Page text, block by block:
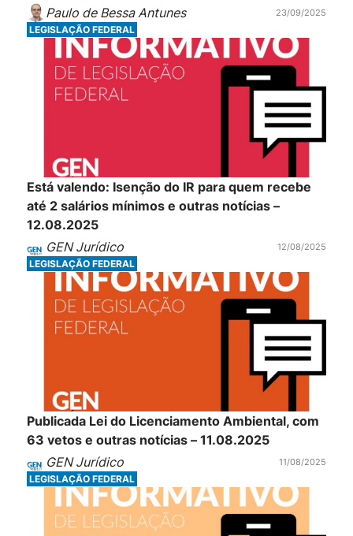
Paulo de Bessa Antunes
23/09/2025
LEGISLAÇÃO FEDERAL
Está valendo: Isenção do IR para quem recebe
até 2 salários mínimos e outras notícias –
12.08.2025
GEN Jurídico
12/08/2025
LEGISLAÇÃO FEDERAL
Publicada Lei do Licenciamento Ambiental, com
63 vetos e outras notícias – 11.08.2025
GEN Jurídico
11/08/2025
LEGISLAÇÃO FEDERAL